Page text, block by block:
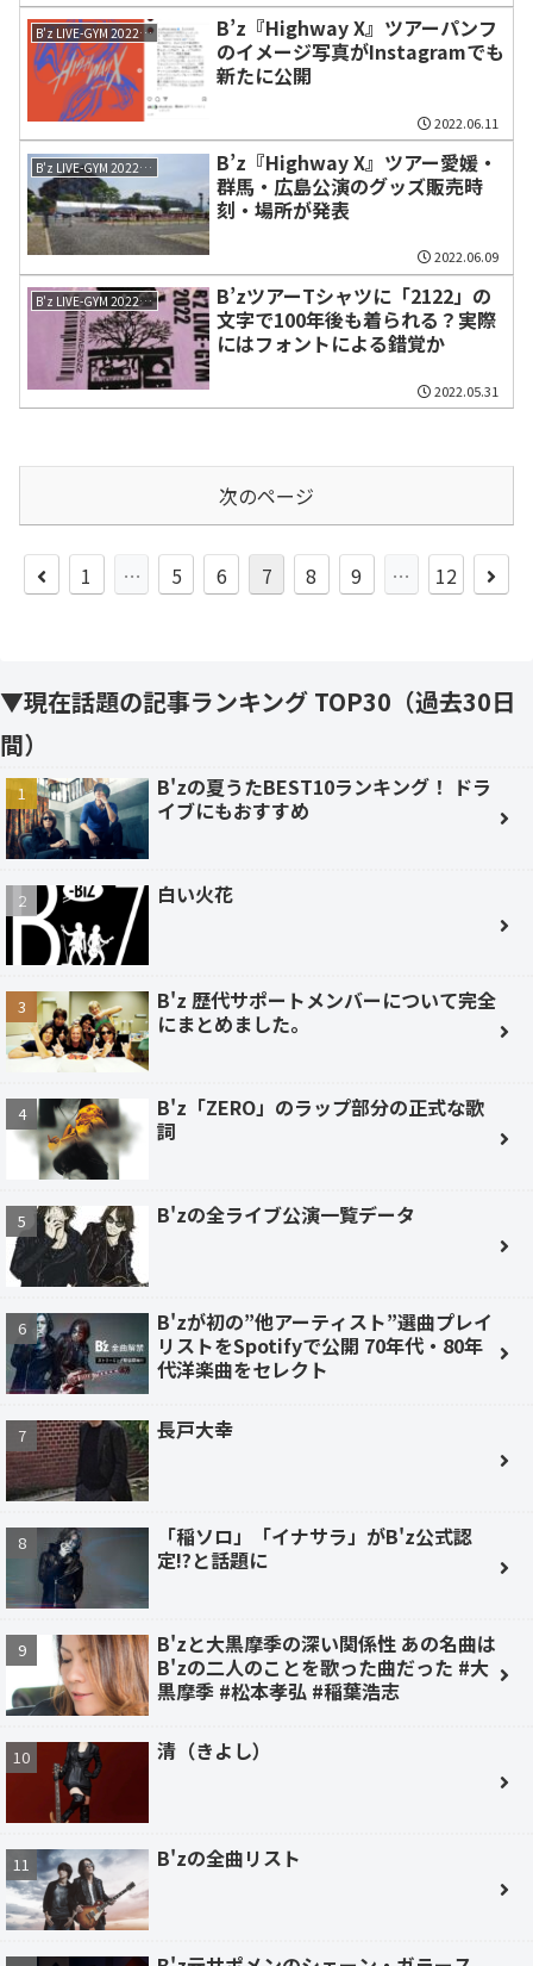
B'z LIVE-GYM 2022 -Highway X-
B’z『Highway X』ツアーパンフ
のイメージ写真がInstagramでも
新たに公開
2022.06.11
B'z LIVE-GYM 2022 -Highway X-
B’z『Highway X』ツアー愛媛・
群馬・広島公演のグッズ販売時
刻・場所が発表
2022.06.09
B'z LIVE-GYM 2022 -Highway X-
B’zツアーTシャツに「2122」の
文字で100年後も着られる？実際
にはフォントによる錯覚か
2022.05.31
次のページ
前
1 … 5 6 7 8 9 … 12
次
▼現在話題の記事ランキング TOP30（過去30日
間）
B'zの夏うたBEST10ランキング！ ドラ
イブにもおすすめ
白い火花
B'z 歴代サポートメンバーについて完全
にまとめました。
B'z「ZERO」のラップ部分の正式な歌
詞
B'zの全ライブ公演一覧データ
B'zが初の”他アーティスト”選曲プレイ
リストをSpotifyで公開 70年代・80年
代洋楽曲をセレクト
長戸大幸
「稲ソロ」「イナサラ」がB'z公式認
定!?と話題に
B'zと大黒摩季の深い関係性 あの名曲は
B'zの二人のことを歌った曲だった #大
黒摩季 #松本孝弘 #稲葉浩志
清（きよし）
B'zの全曲リスト